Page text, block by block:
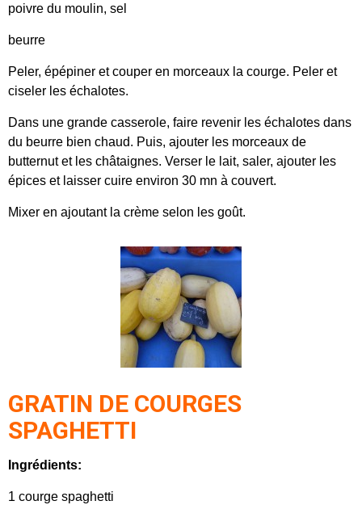
poivre du moulin, sel
beurre
Peler, épépiner et couper en morceaux la courge. Peler et
ciseler les échalotes.
Dans une grande casserole, faire revenir les échalotes dans
du beurre bien chaud. Puis, ajouter les morceaux de
butternut et les châtaignes. Verser le lait, saler, ajouter les
épices et laisser cuire environ 30 mn à couvert.
Mixer en ajoutant la crème selon les goût.
GRATIN DE COURGES
SPAGHETTI
Ingrédients:
1 courge spaghetti